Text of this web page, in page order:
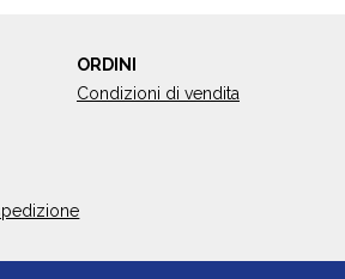
ORDINI
Condizioni di vendita